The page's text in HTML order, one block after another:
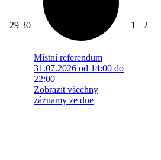
29 30
Místní referendum
31.07.2026 od 14:00 do
22:00
Zobrazit všechny
záznamy ze dne
1 2